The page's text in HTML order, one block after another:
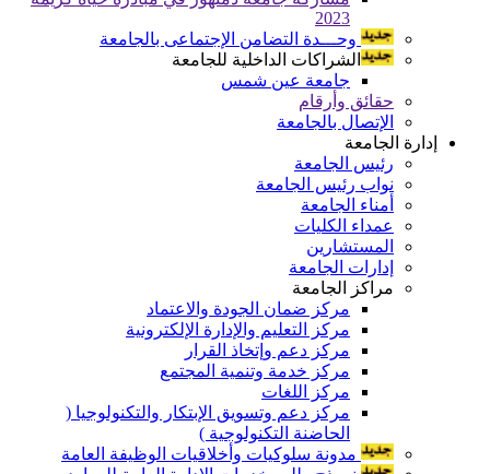
2023
وحـــدة التضامن الإجتماعى بالجامعة
الشراكات الداخلية للجامعة
جامعة عين شمس
حقائق وأرقام
الإتصال بالجامعة
إدارة الجامعة
رئيس الجامعة
نواب رئيس الجامعة
أمناء الجامعة
عمداء الكليات
المستشارين
إدارات الجامعة
مراكز الجامعة
مركز ضمان الجودة والاعتماد
مركز التعليم والإدارة الإلكترونية
مركز دعم وإتخاذ القرار
مركز خدمة وتنمية المجتمع
مركز اللغات
مركز دعم وتسويق الإبتكار والتكنولوجيا (
الحاضنة التكنولوجية )
مدونة سلوكيات وأخلاقيات الوظيفة العامة